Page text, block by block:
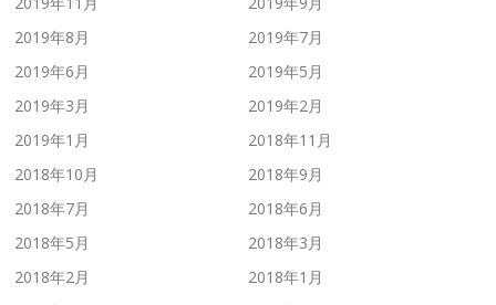
2019年8月
2019年7月
2019年6月
2019年5月
2019年3月
2019年2月
2019年1月
2018年11月
2018年10月
2018年9月
2018年7月
2018年6月
2018年5月
2018年3月
2018年2月
2018年1月